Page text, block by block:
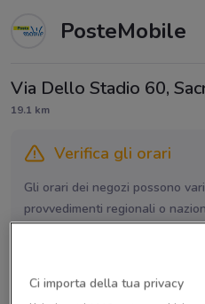
PosteMobile
Via Dello Stadio 60,
19.1 km
Verifica gli orari
Gli orari dei negozi possono
provvedimenti regionali o
chiamando il negozio.
Ci importa della tua privacy